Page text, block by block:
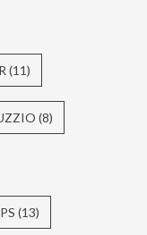
(11)
(8)
(13)